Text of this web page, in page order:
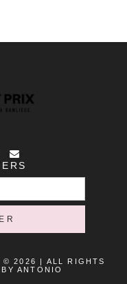
© 2026 | ALL RIGHTS
ANTONIO